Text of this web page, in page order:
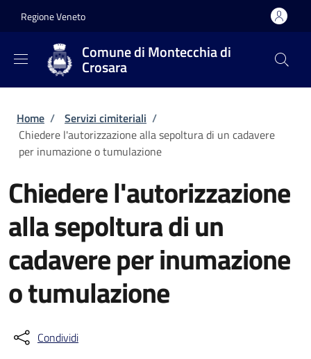
Regione Veneto
Comune di Montecchia di
Crosara
Briciole di pane
Home / Servizi cimiteriali /
Chiedere l'autorizzazione alla sepoltura di un cadavere
per inumazione o tumulazione
Chiedere l'autorizzazione
alla sepoltura di un
cadavere per inumazione
o tumulazione
Condividi